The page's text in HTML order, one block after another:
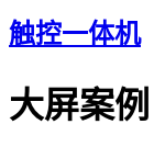
触控一体机
大屏案例